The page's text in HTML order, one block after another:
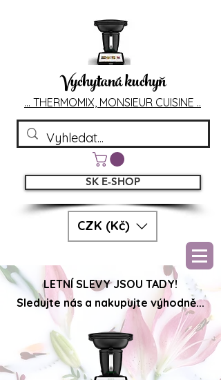
Vychytaná kuchyň
... THERMOMIX, MONSIEUR CUISINE ..
CZK (Kč)
SK E-SHOP
LETNÍ SLEVY JSOU TADY!
Sledujte nás a nakupujte výhodně...